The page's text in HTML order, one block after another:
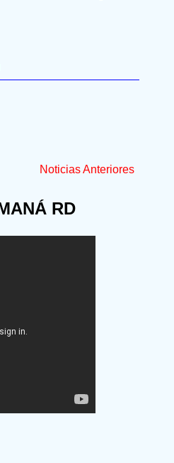
Noticias Anteriores
RD